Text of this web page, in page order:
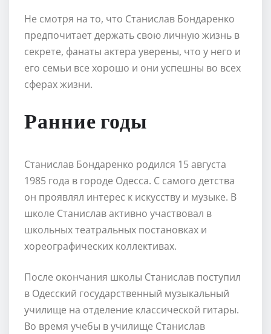
Не смотря на то, что Станислав Бондаренко
предпочитает держать свою личную жизнь в
секрете, фанаты актера уверены, что у него и
его семьи все хорошо и они успешны во всех
сферах жизни.
Ранние годы
Станислав Бондаренко родился 15 августа
1985 года в городе Одесса. С самого детства
он проявлял интерес к искусству и музыке. В
школе Станислав активно участвовал в
школьных театральных постановках и
хореографических коллективах.
После окончания школы Станислав поступил
в Одесский государственный музыкальный
училище на отделение классической гитары.
Во время учебы в училище Станислав